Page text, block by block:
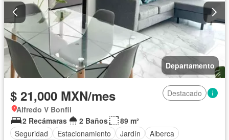
Departamento
$ 21,000 MXN/mes
Destacado
Alfredo V Bonfil
2 Recámaras
2 Baños
89 m²
Seguridad
Estacionamiento Jardín
Alberca